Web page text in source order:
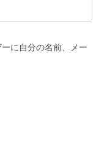
に自分の名前、メー